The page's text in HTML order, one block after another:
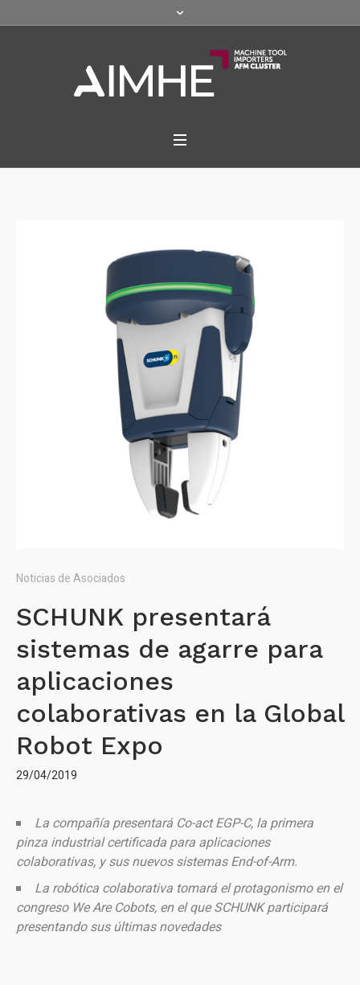
Noticias de Asociados
SCHUNK presentará
sistemas de agarre para
aplicaciones
colaborativas en la Global
Robot Expo
29/04/2019
La compañía presentará Co-act EGP-C, la primera
pinza industrial certificada para aplicaciones
colaborativas, y sus nuevos sistemas End-of-Arm.
La robótica colaborativa tomará el protagonismo en el
congreso We Are Cobots, en el que SCHUNK participará
presentando sus últimas novedades